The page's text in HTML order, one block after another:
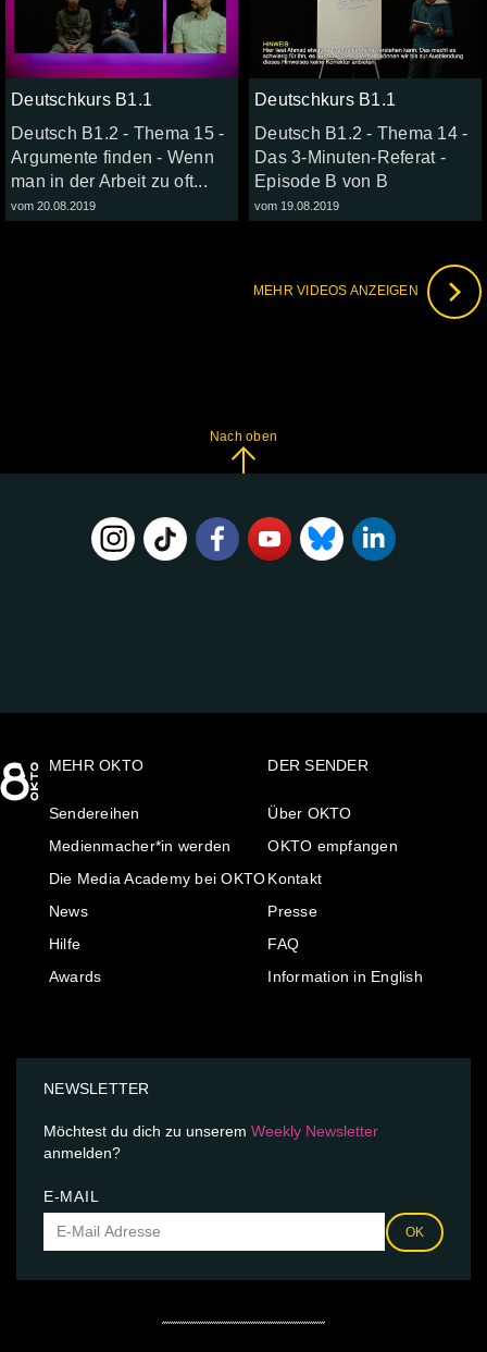
Deutschkurs B1.1
Deutsch B1.2 - Thema 15 -
Argumente finden - Wenn
man in der Arbeit zu oft...
vom 20.08.2019
Deutschkurs B1.1
Deutsch B1.2 - Thema 14 -
Das 3-Minuten-Referat -
Episode B von B
vom 19.08.2019
MEHR VIDEOS ANZEIGEN
Nach oben
MEHR OKTO
Sendereihen
Medienmacher*in werden
Die Media Academy bei OKTO
News
Hilfe
Awards
DER SENDER
Über OKTO
OKTO empfangen
Kontakt
Presse
FAQ
Information in English
NEWSLETTER
Möchtest du dich zu unserem Weekly Newsletter
anmelden?
E-MAIL
OK